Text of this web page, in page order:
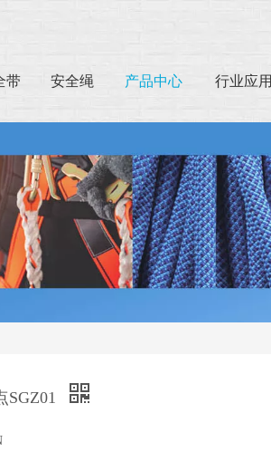
带 安全绳 产品中心 行业应用
SGZ01